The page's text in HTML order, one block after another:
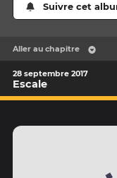
Suivre cet
Aller au chapitre
28 septembre 2017
Escale